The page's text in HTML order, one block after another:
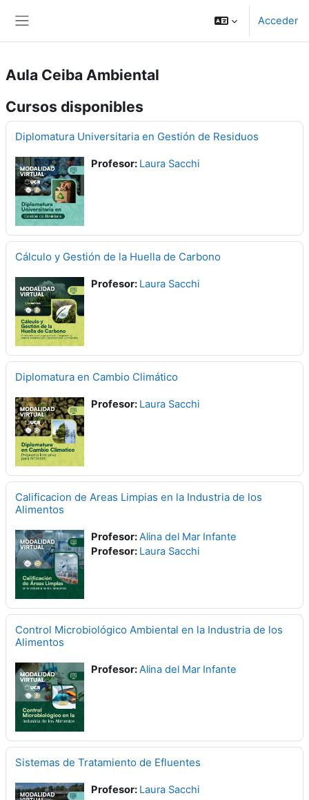
Acceder
Aula Ceiba Ambiental
Cursos disponibles
Diplomatura Universitaria en Gestión de Residuos
Profesor: Laura Sacchi
Cálculo y Gestión de la Huella de Carbono
Profesor: Laura Sacchi
Diplomatura en Cambio Climático
Profesor: Laura Sacchi
Calificacion de Areas Limpias en la Industria de los
Alimentos
Profesor:Alina del Mar Infante
Profesor: Laura Sacchi
Control Microbiológico Ambiental en la Industria de los
Alimentos
Profesor:Alina del Mar Infante
Sistemas de Tratamiento de Efluentes
Profesor: Laura Sacchi